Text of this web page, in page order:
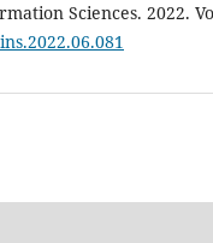
Sciences. 2022.